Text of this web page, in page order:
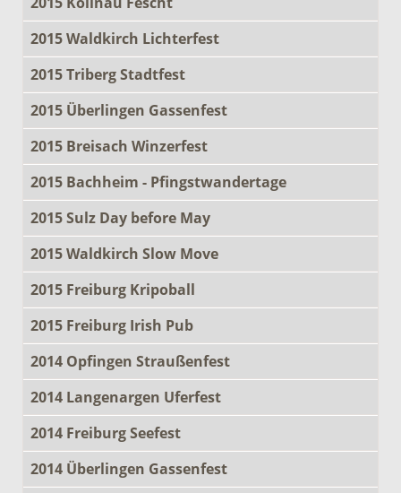
2015 Waldkirch Lichterfest
2015 Triberg Stadtfest
2015 Überlingen Gassenfest
2015 Breisach Winzerfest
2015 Bachheim - Pfingstwandertage
2015 Sulz Day before May
2015 Waldkirch Slow Move
2015 Freiburg Kripoball
2015 Freiburg Irish Pub
2014 Opfingen Straußenfest
2014 Langenargen Uferfest
2014 Freiburg Seefest
2014 Überlingen Gassenfest